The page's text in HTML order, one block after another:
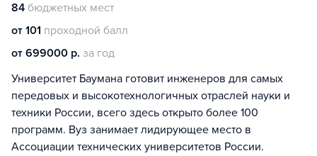
84 бюджетных мест
от 101 проходной балл
от 699000 р. за год
Университет Баумана готовит инженеров для самых
передовых и высокотехнологичных отраслей науки и
техники России, всего здесь открыто более 100
программ. Вуз занимает лидирующее место в
Ассоциации технических университетов России.